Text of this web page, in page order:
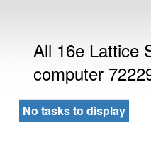
All 16e Lattice
computer
No tasks to display